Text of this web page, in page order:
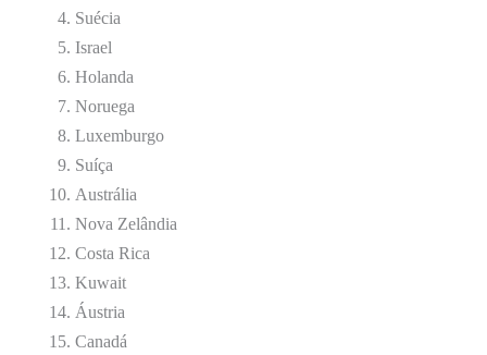
Suécia
Israel
Holanda
Noruega
Luxemburgo
Suíça
Austrália
Nova Zelândia
Costa Rica
Kuwait
Áustria
Canadá